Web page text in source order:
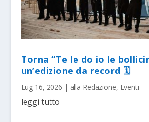
Torna “Te le do io le
un’edizione da record 🗓
Lug 16, 2026 | alla Redazione, Eventi
leggi tutto